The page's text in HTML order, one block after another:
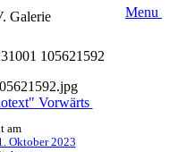
Galerie Menu
105621592
Vorwärts
am
Oktober 2023